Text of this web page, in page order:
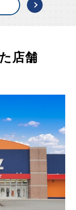
店舗